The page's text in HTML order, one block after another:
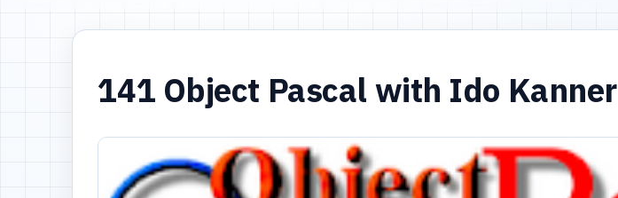
141 Object Pascal with Ido Kanner